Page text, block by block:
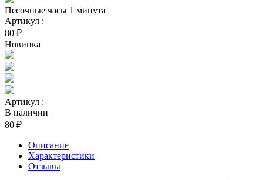
Песочные часы 1 минута
Артикул :
80 ₽
Новинка
Артикул :
В наличии
80 ₽
Описание
Характеристики
Отзывы